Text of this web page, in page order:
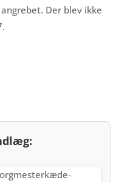
Der blev ikke